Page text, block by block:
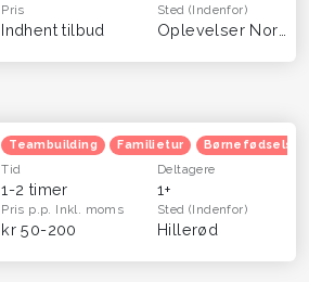
Pris
Indhent tilbud
Sted(Indenfor)
Teambuilding Familietur
Tid
1-2 timer
Deltagere
1+
Pris p.p. Inkl. moms
kr 50-200
Sted(Indenfor)
Hillerød